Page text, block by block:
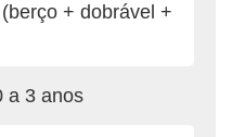
+ dobrável +
a 3 anos